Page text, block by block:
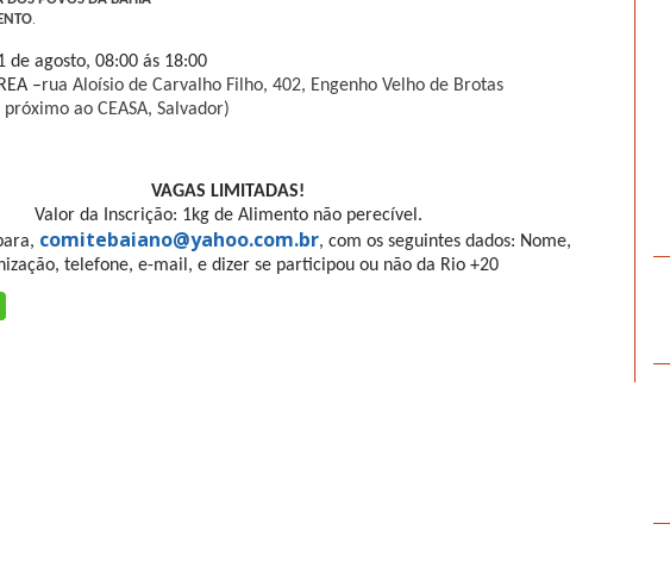
.
de agosto, 08:00 ás 18:00
–rua Aloísio de Carvalho Filho, 402, Engenho Velho de Brotas
ao CEASA, Salvador)
VAGAS LIMITADAS!
Valor da Inscrição: 1kg de Alimento não perecível.
comitebaiano@yahoo.com.br, com os seguintes dados: Nome,
telefone, e-mail, e dizer se participou ou não da Rio +20